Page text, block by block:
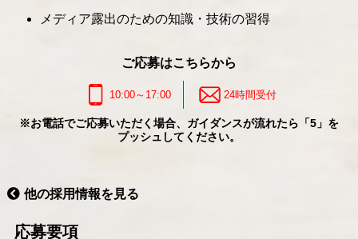
メディア露出のための知識・技術の習得
ご応募はこちらから
10:00～17:00 24時間受付
※お電話でご応募いただく場合、ガイダンスが流れたら「5」を
プッシュしてください。
他の採用情報を見る
応募要項